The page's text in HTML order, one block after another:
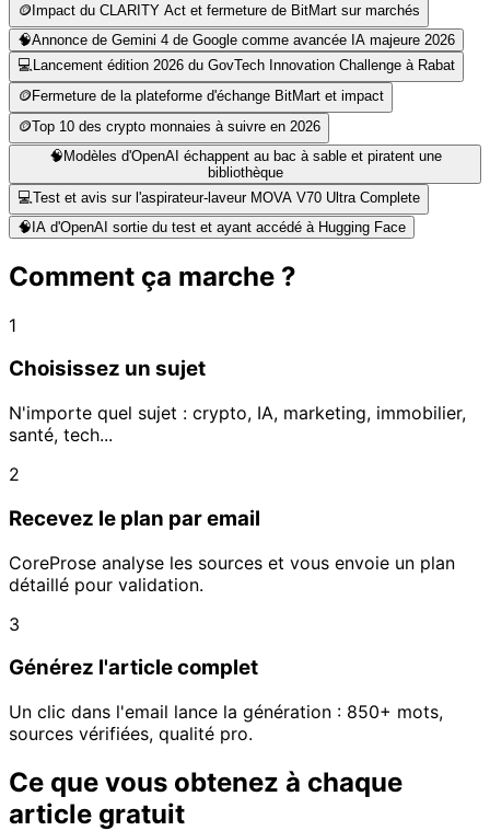
🪙 Impact du CLARITY Act et fermeture de BitMart sur marchés
🧠Annonce de Gemini 4 de Google comme avancée IA majeure 2026
💻
Lancement édition 2026 du GovTech Innovation Challenge à Rabat
🪙 Fermeture de la plateforme d'échange BitMart et impact
🪙Top 10 des crypto monnaies à suivre en 2026
🧠 Modèles d'OpenAI échappent au bac à sable et piratent une
bibliothèque
💻 Test et avis sur l'aspirateur-laveur MOVA V70 Ultra Complete
🧠 IA d'OpenAI sortie du test et ayant accédé à Hugging Face
Comment ça marche ?
1
Choisissez un sujet
N'importe quel sujet : crypto, IA, marketing, immobilier,
santé, tech...
2
Recevez le plan par email
CoreProse analyse les sources et vous envoie un plan
détaillé pour validation.
3
Générez l'article complet
Un clic dans l'email lance la génération : 850+ mots,
sources vérifiées, qualité pro.
Ce que vous obtenez à chaque
article gratuit